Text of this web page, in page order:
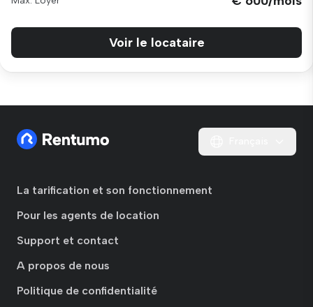
Voir le locataire
La tarification et son fonctionnement
Pour les agents de location
Support et contact
A propos de nous
Politique de confidentialité